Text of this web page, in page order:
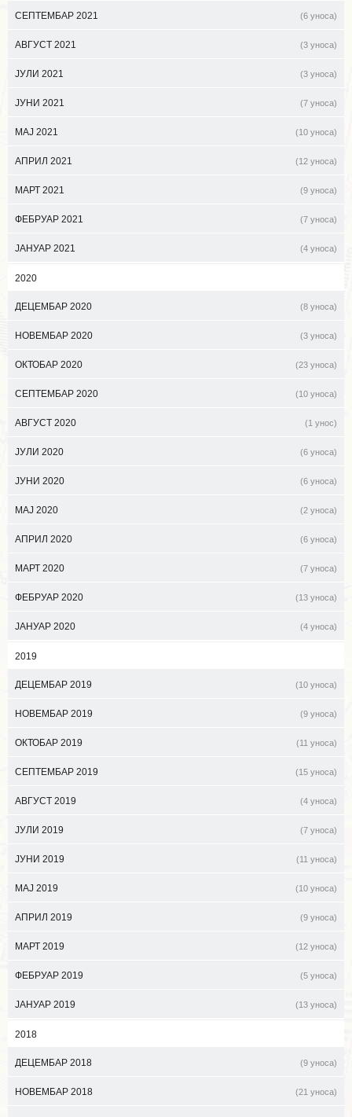
СЕПТЕМБАР 2021 (6 уноса)
АВГУСТ 2021 (3 уноса)
ЈУЛИ 2021 (3 уноса)
ЈУНИ 2021 (7 уноса)
МАЈ 2021 (10 уноса)
АПРИЛ 2021 (12 уноса)
МАРТ 2021 (9 уноса)
ФЕБРУАР 2021 (7 уноса)
ЈАНУАР 2021 (4 уноса)
2020
ДЕЦЕМБАР 2020 (8 уноса)
НОВЕМБАР 2020 (3 уноса)
ОКТОБАР 2020 (23 уноса)
СЕПТЕМБАР 2020 (10 уноса)
АВГУСТ 2020 (1 унос)
ЈУЛИ 2020 (6 уноса)
ЈУНИ 2020 (6 уноса)
МАЈ 2020 (2 уноса)
АПРИЛ 2020 (6 уноса)
МАРТ 2020 (7 уноса)
ФЕБРУАР 2020 (13 уноса)
ЈАНУАР 2020 (4 уноса)
2019
ДЕЦЕМБАР 2019 (10 уноса)
НОВЕМБАР 2019 (9 уноса)
ОКТОБАР 2019 (11 уноса)
СЕПТЕМБАР 2019 (15 уноса)
АВГУСТ 2019 (4 уноса)
ЈУЛИ 2019 (7 уноса)
ЈУНИ 2019 (11 уноса)
МАЈ 2019 (10 уноса)
АПРИЛ 2019 (9 уноса)
МАРТ 2019 (12 уноса)
ФЕБРУАР 2019 (5 уноса)
ЈАНУАР 2019 (13 уноса)
2018
ДЕЦЕМБАР 2018 (9 уноса)
НОВЕМБАР 2018 (21 уноса)